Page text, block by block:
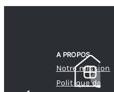
A PROPOS
Notre mission
Politique de